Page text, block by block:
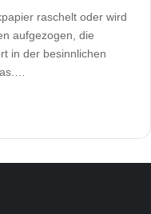
raschelt oder wird
aufgezogen, die
in der besinnlichen